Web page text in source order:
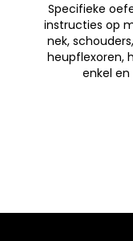
Specifieke
instructies op
nek,
heupflexoren,
enkel en